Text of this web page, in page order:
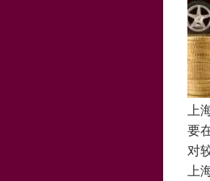
上
要
对
上